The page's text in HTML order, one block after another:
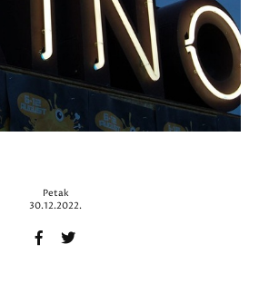
Petak
30.12.2022.